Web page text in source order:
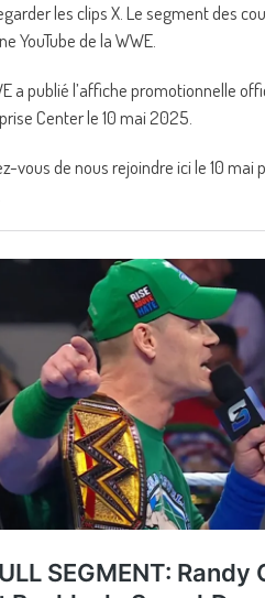
les clips X. Le segment des
YouTube de la WWE.
a publié l’affiche promotionnelle
Center le 10 mai 2025.
vous de nous rejoindre ici le 10 mai